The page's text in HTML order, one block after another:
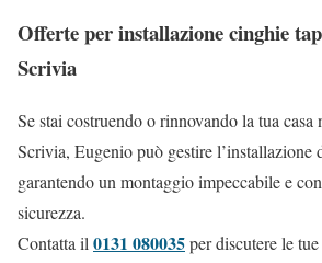
Offerte per installazione cinghie
Scrivia
Se stai costruendo o rinnovando la tua
Scrivia, Eugenio può gestire l’installazione
garantendo un montaggio impeccabile e
sicurezza.
Contatta il0131 080035per discutere le